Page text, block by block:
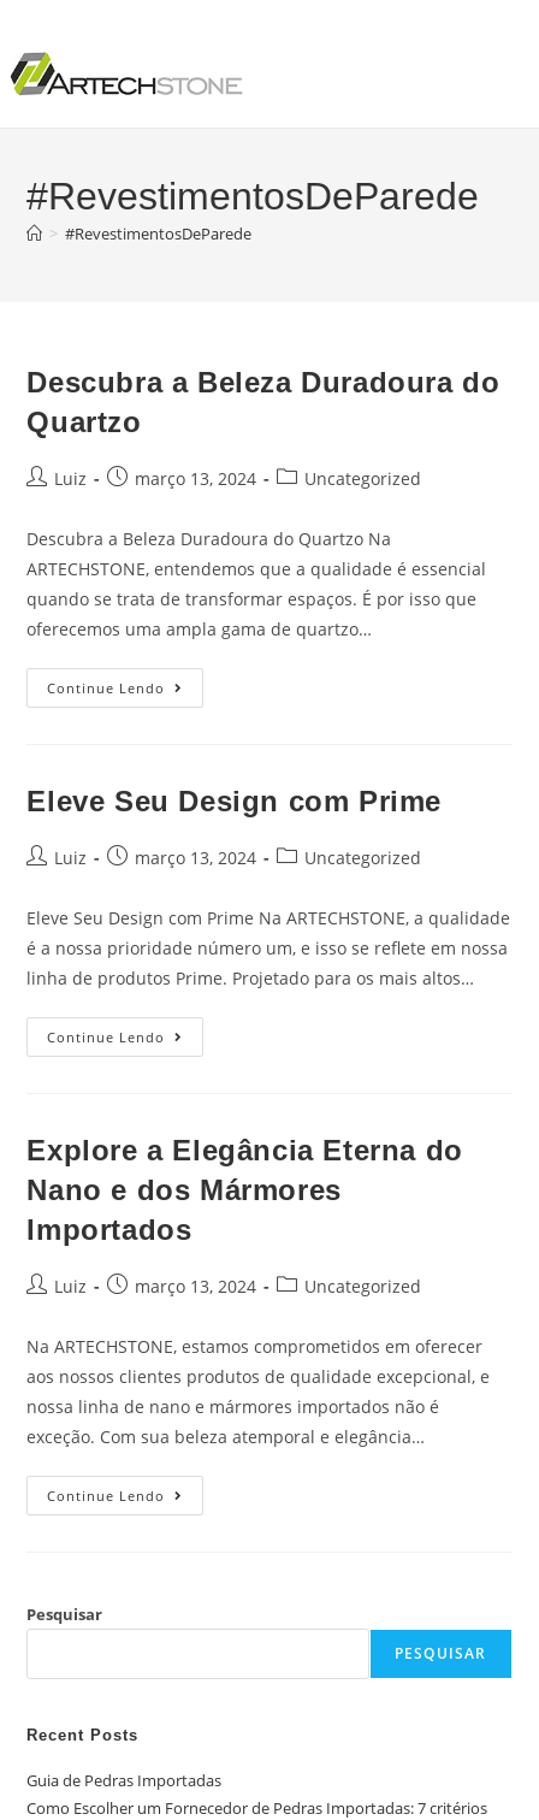
#RevestimentosDeParede
> #RevestimentosDeParede
Descubra a Beleza Duradoura do
Quartzo
Luiz março 13, 2024 Uncategorized
Descubra a Beleza Duradoura do Quartzo Na
ARTECHSTONE, entendemos que a qualidade é essencial
quando se trata de transformar espaços. É por isso que
oferecemos uma ampla gama de quartzo…
Continue Lendo
Eleve Seu Design com Prime
Luiz março 13, 2024 Uncategorized
Eleve Seu Design com Prime Na ARTECHSTONE, a qualidade
é a nossa prioridade número um, e isso se reflete em nossa
linha de produtos Prime. Projetado para os mais altos…
Continue Lendo
Explore a Elegância Eterna do
Nano e dos Mármores
Importados
Luiz março 13, 2024 Uncategorized
Na ARTECHSTONE, estamos comprometidos em oferecer
aos nossos clientes produtos de qualidade excepcional, e
nossa linha de nano e mármores importados não é
exceção. Com sua beleza atemporal e elegância…
Continue Lendo
Pesquisar
PESQUISAR
Recent Posts
Guia de Pedras Importadas
Como Escolher um Fornecedor de Pedras Importadas: 7 critérios